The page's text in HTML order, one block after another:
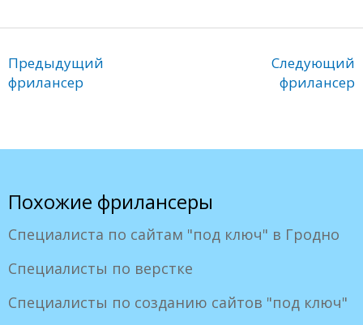
Предыдущий
фрилансер
Следующий
фрилансер
Похожие фрилансеры
Специалиста по сайтам "под ключ" в Гродно
Специалисты по верстке
Специалисты по созданию сайтов "под ключ"